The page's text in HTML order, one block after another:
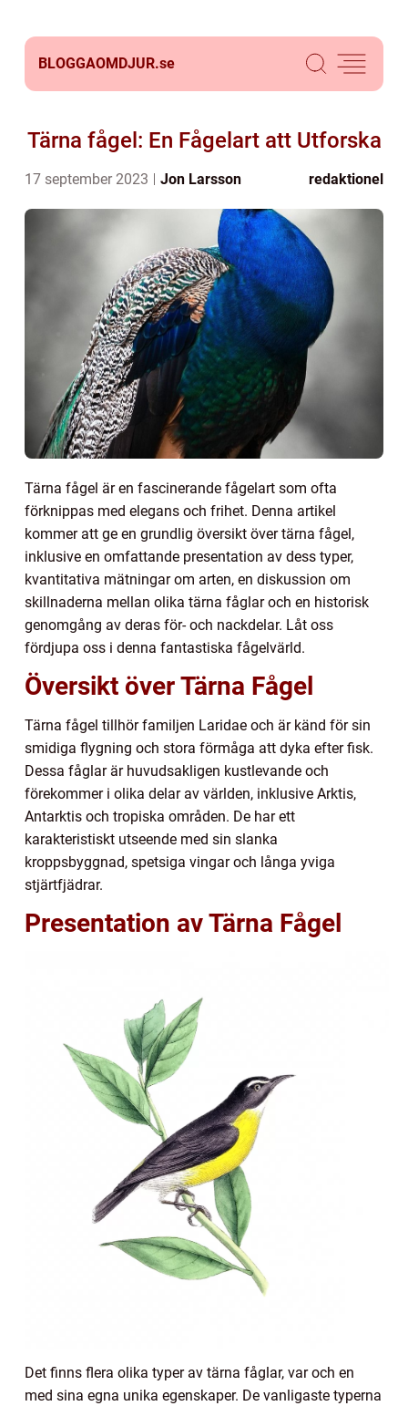
BLOGGAOMDJUR.se
Tärna fågel: En Fågelart att Utforska
17 september 2023 Jon Larsson redaktionel
Tärna fågel är en fascinerande fågelart som ofta
förknippas med elegans och frihet. Denna artikel
kommer att ge en grundlig översikt över tärna fågel,
inklusive en omfattande presentation av dess typer,
kvantitativa mätningar om arten, en diskussion om
skillnaderna mellan olika tärna fåglar och en historisk
genomgång av deras för- och nackdelar. Låt oss
fördjupa oss i denna fantastiska fågelvärld.
Översikt över Tärna Fågel
Tärna fågel tillhör familjen Laridae och är känd för sin
smidiga flygning och stora förmåga att dyka efter fisk.
Dessa fåglar är huvudsakligen kustlevande och
förekommer i olika delar av världen, inklusive Arktis,
Antarktis och tropiska områden. De har ett
karakteristiskt utseende med sin slanka
kroppsbyggnad, spetsiga vingar och långa yviga
stjärtfjädrar.
Presentation av Tärna Fågel
Det finns flera olika typer av tärna fåglar, var och en
med sina egna unika egenskaper. De vanligaste typerna